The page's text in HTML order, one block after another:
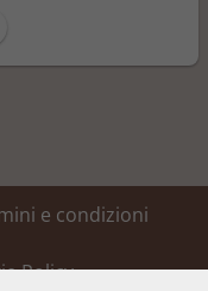
e condizioni
Policy